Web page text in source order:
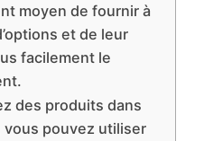
moyen de fournir à
et de leur
facilement le
des produits dans
pouvez utiliser